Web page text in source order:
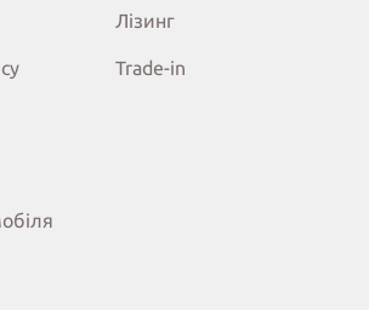
Лізинг
Trade-in